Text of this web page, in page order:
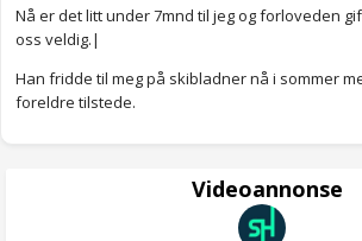
Nå er det litt under 7mnd til jeg og forloveden
oss veldig.|
Han fridde til meg på skibladner nå i sommer
foreldre tilstede.
Videoannonse